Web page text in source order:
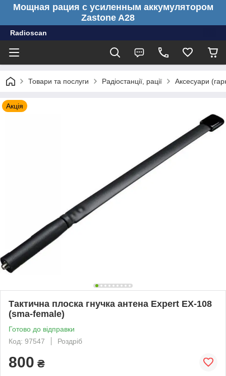
Мощная рация с усиленным аккумулятором
Zastone A28
Radioscan
Товари та послуги Радіостанції, рації Аксесуари
Акція
Тактична плоска гнучка антена Expert EX-108
(sma-female)
Готово до відправки
Код: 97547
Роздріб
800 ₴